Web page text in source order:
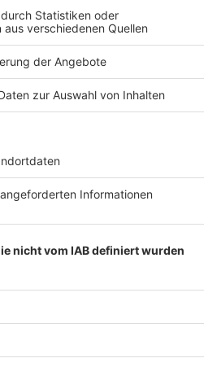
im Nahen Osten
Düsseldorf
News & Updates: